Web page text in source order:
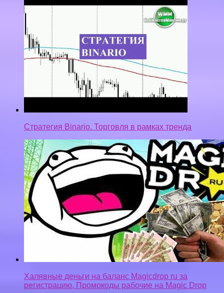
Стратегия Binario. Торговля в рамках тренда
Халявные деньги на баланс Magicdrop ru за
регистрацию, Промокоды рабочие на Magic Drop